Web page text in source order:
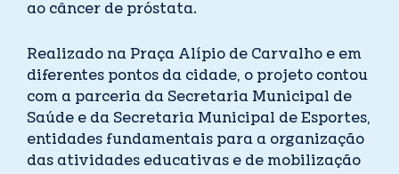
ao câncer de próstata.
Realizado na Praça Alípio de Carvalho e em
diferentes pontos da cidade, o projeto contou
com a parceria da Secretaria Municipal de
Saúde e da Secretaria Municipal de Esportes,
entidades fundamentais para a organização
das atividades educativas e de mobilização